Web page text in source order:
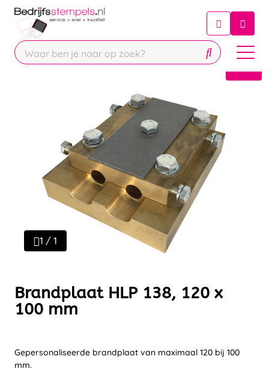
Chatbot
Chat 24/7 met onze chatbot voor
Contact
1 / 1
Brandplaat HLP 138, 120 x
100 mm
Gepersonaliseerde brandplaat van maximaal 120 bij 100
mm.